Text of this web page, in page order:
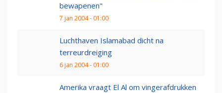
bewapenen"
7 jan 2004 - 01:00
Luchthaven Islamabad dicht na
terreurdreiging
6 jan 2004 - 01:00
Amerika vraagt El Al om vingerafdrukken